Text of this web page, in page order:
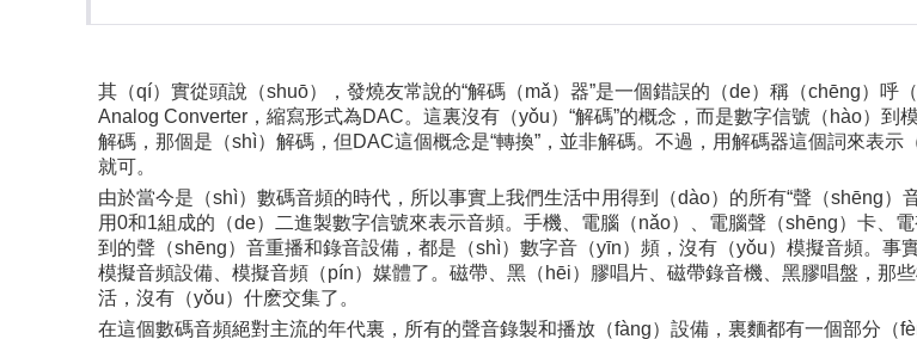
其（qí）實從頭說（shuō），發燒友常說的“解碼（mǎ）器”是一個錯誤的（de）稱（chēng）呼
Analog Converter，縮寫形式為DAC。這裏沒有（yǒu）“解碼”的概念，而是數字信號（hào）到
解碼，那個是（shì）解碼，但DAC這個概念是“轉換”，並非解碼。不過，用解碼器這個詞來表
就可。
由於當今是（shì）數碼音頻的時代，所以事實上我們生活中用得到（dào）的所有“聲（shēng）
用0和1組成的（de）二進製數字信號來表示音頻。手機、電腦（nǎo）、電腦聲（shēng）卡、
到的聲（shēng）音重播和錄音設備，都是（shì）數字音（yīn）頻，沒有（yǒu）模擬音頻。
模擬音頻設備、模擬音頻（pín）媒體了。磁帶、黑（hēi）膠唱片、磁帶錄音機、黑膠唱盤，那
活，沒有（yǒu）什麽交集了。
在這個數碼音頻絕對主流的年代裏，所有的聲音錄製和播放（fàng）設備，裏麵都有一個部分（